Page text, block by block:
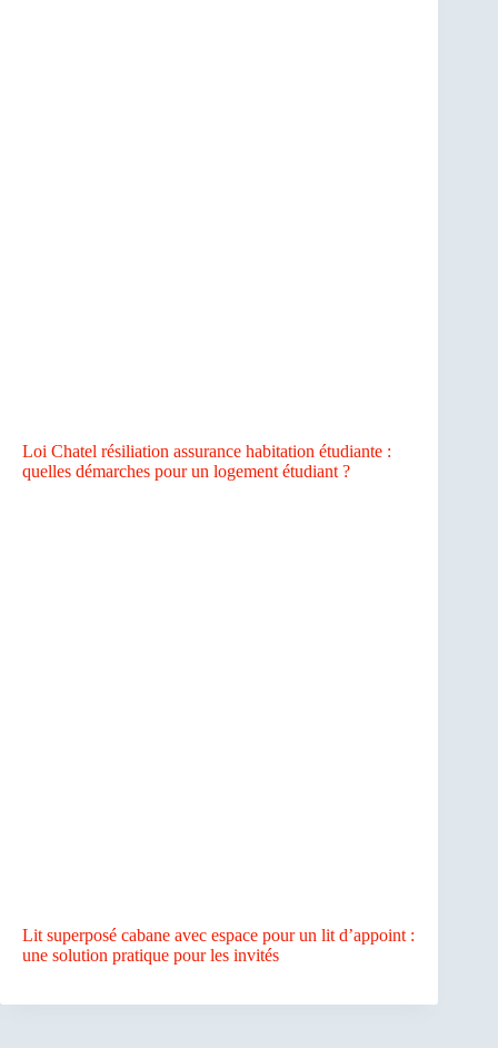
Loi Chatel résiliation assurance habitation étudiante :
quelles démarches pour un logement étudiant ?
Lit superposé cabane avec espace pour un lit d’appoint :
une solution pratique pour les invités